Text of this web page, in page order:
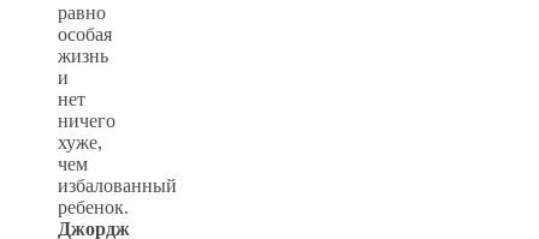
равно
особая
жизнь
и
нет
ничего
хуже,
чем
избалованный
ребенок.
Джордж